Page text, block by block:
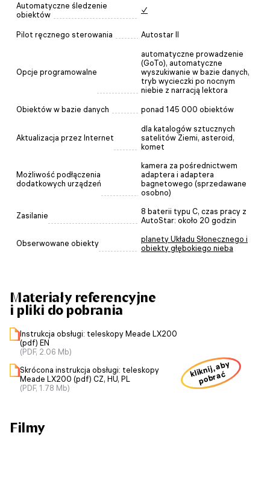
Automatyczne śledzenie
obiektów
✓
Pilot ręcznego sterowania Autostar II
Opcje programowalne
automatyczne prowadzenie
(GoTo), automatyczne
wyszukiwanie w bazie danych,
tryb wycieczki po nocnym
niebie z narracją lektora
Obiektów w bazie danych ponad 145 000 obiektów
Aktualizacja przez Internet
dla katalogów sztucznych
satelitów Ziemi, asteroid,
komet
Możliwość podłączenia
dodatkowych urządzeń
kamera za pośrednictwem
adaptera i adaptera
bagnetowego (sprzedawane
osobno)
Zasilanie
8 baterii typu C, czas pracy z
AutoStar: około 20 godzin
Obserwowane obiekty
planety Układu Słonecznego i
obiekty głębokiego nieba
Materiały referencyjne
i pliki do pobrania
Instrukcja obsługi: teleskopy Meade LX200
(pdf) EN
(PDF, 2.06 Mb)
Skrócona instrukcja obsługi: teleskopy
Meade LX200 (pdf) CZ, HU, PL
(PDF, 1.78 Mb)
kliknij, aby
pobrać
Filmy